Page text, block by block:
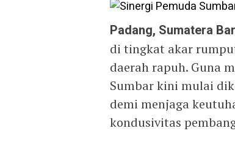
Padang, Sumatera
di tingkat akar
daerah rapuh. Guna
Sumbar kini mulai
demi menjaga
kondusivitas